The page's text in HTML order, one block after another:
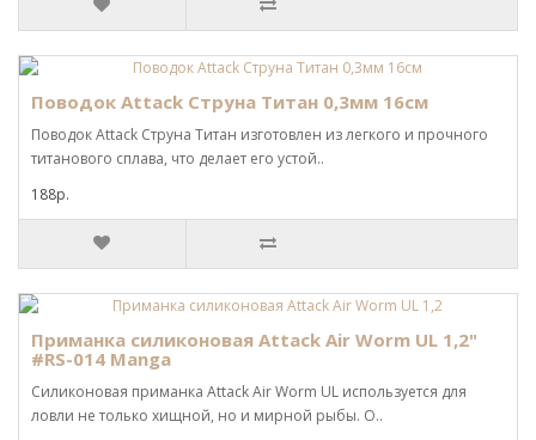
Поводок Attack Струна Титан 0,3мм 16см
Поводок Attack Струна Титан изготовлен из легкого и прочного
титанового сплава, что делает его устой..
188р.
Приманка силиконовая Attack Air Worm UL 1,2"
#RS-014 Manga
Силиконовая приманка Attack Air Worm UL используется для
ловли не только хищной, но и мирной рыбы. О..